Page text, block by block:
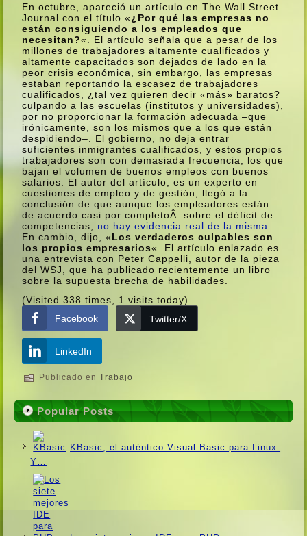
En octubre, apareció un artí­culo en The Wall Street
Journal con el tí­tulo «¿Por qué las empresas no
están consiguiendo a los empleados que
necesitan?«. El artí­culo señala que a pesar de los
millones de trabajadores altamente cualificados y
altamente capacitados son dejados de lado en la
peor crisis económica, sin embargo, las empresas
estaban reportando la escasez de trabajadores
cualificados, ¿tal vez quieren decir «más» baratos?
culpando a las escuelas (institutos y universidades),
por no proporcionar la formación adecuada –que
irónicamente, son los mismos que a los que están
despidiendo–. El gobierno, no deja entrar
suficientes inmigrantes cualificados, y estos propios
trabajadores son con demasiada frecuencia, los que
bajan el volumen de buenos empleos con buenos
salarios. El autor del artí­culo, es un experto en
cuestiones de empleo y de gestión, llegó a la
conclusión de que aunque los empleadores están
de acuerdo casi por completoÂ sobre el déficit de
competencias, no hay evidencia real de la misma
En cambio, dijo, «Los verdaderos culpables son
los propios empresarios«. El artí­culo enlazado es
una entrevista con Peter Cappelli, autor de la pieza
del WSJ, que ha publicado recientemente un libro
sobre la supuesta brecha de habilidades.
(Visited 338 times, 1 visits today)
Facebook
Twitter/X
LinkedIn
Publicado en Trabajo
Popular Posts
KBasic, el auténtico Visual Basic para Linux.
Y…